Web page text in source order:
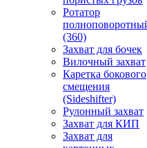
Ротатор
(360)
Захват для бочек
Вилочный захват
Каретка бокового
смещения
(Sideshifter)
Рулонный захват
Захват для КИП
Захват для